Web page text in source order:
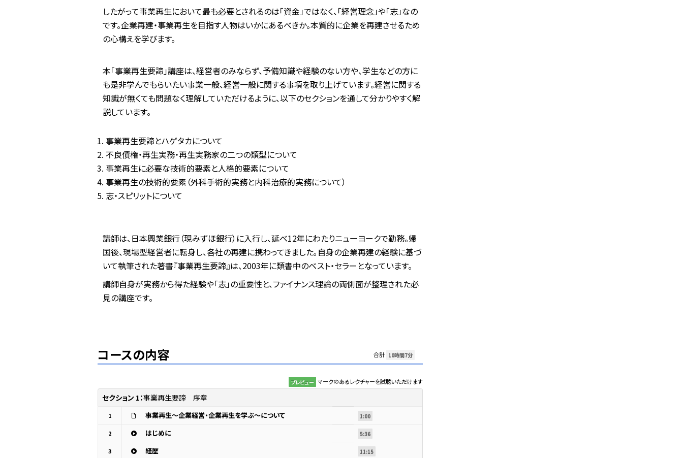
したがって事業再生において最も必要とされるのは「資金」ではなく、「経営理念」や「志」なの
です。企業再建・事業再生を目指す人物はいかにあるべきか。本質的に企業を再建させるため
の心構えを学びます。
本「事業再生要諦」講座は、経営者のみならず、予備知識や経験のない方や、学生などの方に
も是非学んでもらいたい事業一般、経営一般に関する事項を取り上げています。経営に関する
知識が無くても問題なく理解していただけるように、以下のセクションを通して分かりやすく解
説しています。
事業再生要諦とハゲタカについて
不良債権・再生実務・再生実務家の二つの類型について
事業再生に必要な技術的要素と人格的要素について
事業再生の技術的要素（外科手術的実務と内科治療的実務について）
志・スピリットについて
講師は、日本興業銀行（現みずほ銀行）に入行し、延べ12年にわたりニューヨークで勤務。帰
国後、現場型経営者に転身し、各社の再建に携わってきました｡自身の企業再建の経験に基づ
いて執筆された著書『事業再生要諦』は、2003年に類書中のベスト・セラーとなっています。
講師自身が実務から得た経験や「志」の重要性と、ファイナンス理論の両側面が整理された必
見の講座です。
コースの内容 合計 10時間7分
プレビュー マークのあるレクチャーを試聴いただけます
セクション 1：事業再生要諦 序章
1 事業再生～企業経営・企業再生を学ぶ～について 1:00
2 はじめに 5:36
3 経歴 11:15